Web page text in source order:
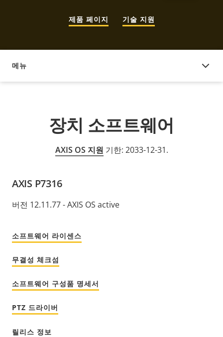
제품 페이지 기술 지원
메뉴
장치 소프트웨어
장치 소프트웨어
AXIS OS 지원 기한: 2033-12-31.
AXIS P7316
버전 12.11.77 - AXIS OS active
소프트웨어 라이센스
무결성 체크섬
소프트웨어 구성품 명세서
PTZ 드라이버
릴리스 정보